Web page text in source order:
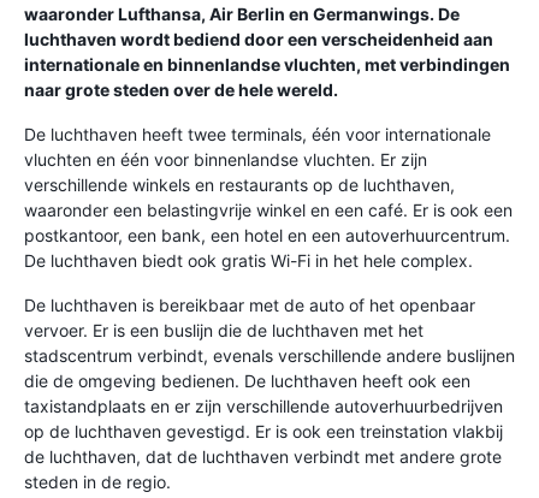
waaronder Lufthansa, Air Berlin en Germanwings. De
luchthaven wordt bediend door een verscheidenheid aan
internationale en binnenlandse vluchten, met verbindingen
naar grote steden over de hele wereld.
De luchthaven heeft twee terminals, één voor internationale
vluchten en één voor binnenlandse vluchten. Er zijn
verschillende winkels en restaurants op de luchthaven,
waaronder een belastingvrije winkel en een café. Er is ook een
postkantoor, een bank, een hotel en een autoverhuurcentrum.
De luchthaven biedt ook gratis Wi-Fi in het hele complex.
De luchthaven is bereikbaar met de auto of het openbaar
vervoer. Er is een buslijn die de luchthaven met het
stadscentrum verbindt, evenals verschillende andere buslijnen
die de omgeving bedienen. De luchthaven heeft ook een
taxistandplaats en er zijn verschillende autoverhuurbedrijven
op de luchthaven gevestigd. Er is ook een treinstation vlakbij
de luchthaven, dat de luchthaven verbindt met andere grote
steden in de regio.